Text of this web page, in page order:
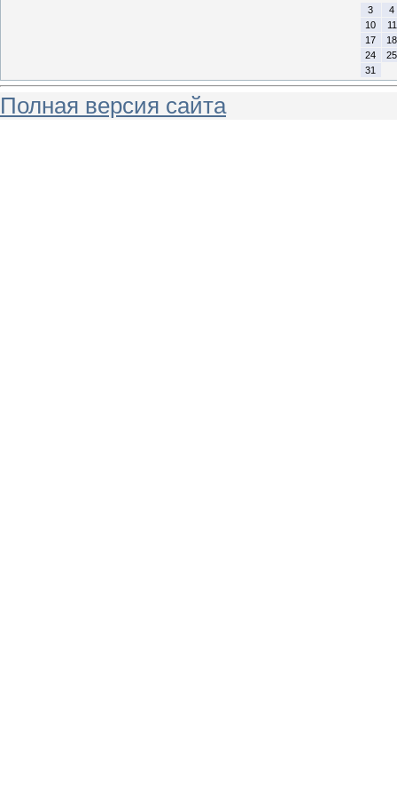
3
4
10
11
17
18
24
25
31
Полная версия сайта